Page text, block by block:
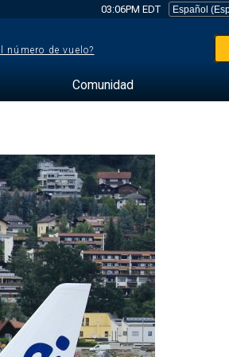
03:06PM EDT
número de vuelo?
Comunidad